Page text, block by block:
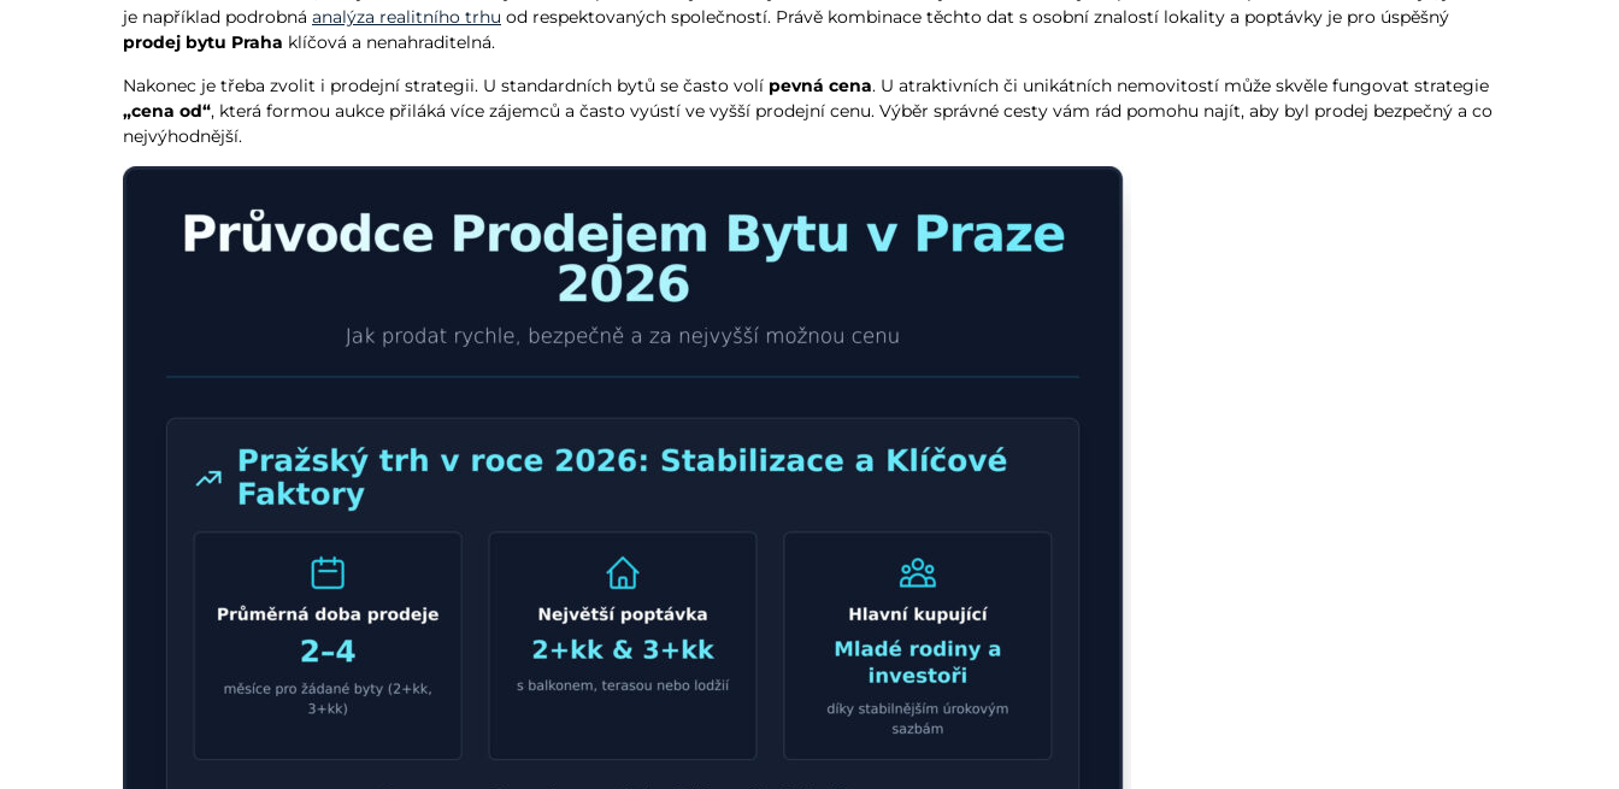
je například podrobná analýza realitního trhu od respektovaných společností. Právě kombinace těchto dat s osobní znalostí lokality a poptávky je pro úspěšný
prodej bytu Praha klíčová a nenahraditelná.
Nakonec je třeba zvolit i prodejní strategii. U standardních bytů se často volí pevná cena. U atraktivních či unikátních nemovitostí může skvěle fungovat strategie
„cena od“, která formou aukce přiláká více zájemců a často vyústí ve vyšší prodejní cenu. Výběr správné cesty vám rád pomohu najít, aby byl prodej bezpečný a co
nejvýhodnější.